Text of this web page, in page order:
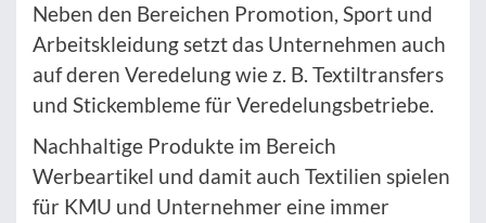
Neben den Bereichen Promotion, Sport und
Arbeitskleidung setzt das Unternehmen auch
auf deren Veredelung wie z. B. Textiltransfers
und Stickembleme für Veredelungsbetriebe.
Nachhaltige Produkte im Bereich
Werbeartikel und damit auch Textilien spielen
für KMU und Unternehmer eine immer